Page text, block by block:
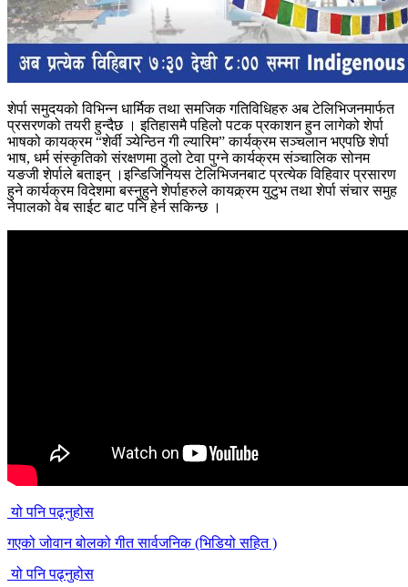
शेर्पा समुदयको विभिन्न धार्मिक तथा समजिक गतिविधिहरु अब टेलिभिजनमार्फत
प्रसरणको तयरी हुन्दैछ । इतिहासमै पहिलो पटक प्रकाशन हुन लागेको शेर्पा
भाषको कायक्रम “शेर्वी ञ्येन्ठिन गी ल्यारिम” कार्यक्रम सञ्चलान भएपछि शेर्पा
भाष, धर्म संस्कृतिको संरक्षणमा ठुलो टेवा पुग्ने कार्यक्रम संञ्चालिक सोनम
यङजी शेर्पाले बताइन् ।इन्डिजिनियस टेलिभिजनबाट प्रत्येक विहिवार प्रसारण
हुने कार्यक्रम विदेशमा बस्नुहुने शेर्पाहरुले कायक्र्रम युटुभ तथा शेर्पा संचार समुह
नेपालको वेब साईट बाट पनि हेर्न सकिन्छ ।
यो पनि पढ्नुहोस
गएको जोवान बोलको गीत सार्वजनिक (भिडियो सहित )
यो पनि पढ्नुहोस